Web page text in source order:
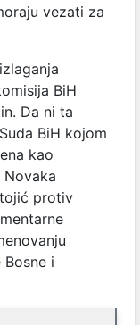
vezati za
BiH
Da ni ta
BiH kojom
kao
Novaka
protiv
i